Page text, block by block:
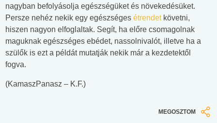
nagyban befolyásolja egészségüket és növekedésüket.
Persze nehéz nekik egy egészséges étrendetkövetni,
hiszen nagyon elfoglaltak. Segít, ha előre csomagolnak
maguknak egészséges ebédet, nassolnivalót, illetve ha a
szülők is ezt a példát mutatják nekik már a kezdetektől
fogva.
(KamaszPanasz – K.F.)
MEGOSZTOM